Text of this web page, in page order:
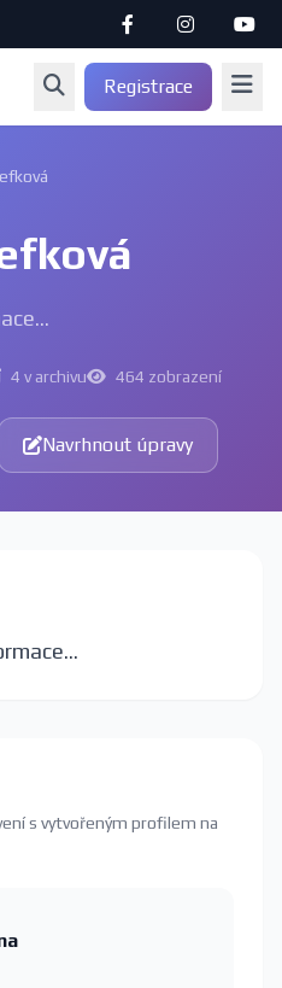
Registrace
4 v archivu 464 zobrazení
Navrhnout úpravy
s vytvořeným profilem na